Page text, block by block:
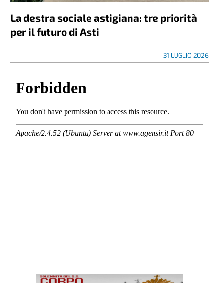
La destra sociale astigiana: tre priorità
per il futuro di Asti
31 LUGLIO 2026